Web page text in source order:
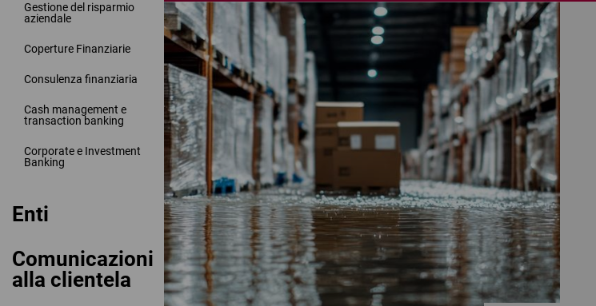
Gestione del risparmio
aziendale
Coperture Finanziarie
Consulenza finanziaria
Cash management e
transaction banking
Corporate e Investment
Banking
Enti
Comunicazioni
alla clientela